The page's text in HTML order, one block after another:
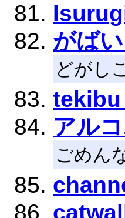
がば
どがし
tekibu
アル
ごめん